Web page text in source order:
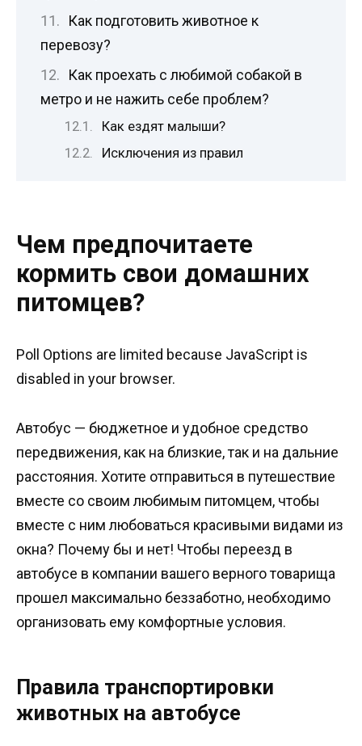
Как подготовить животное к
перевозу?
Как проехать с любимой собакой в
метро и не нажить себе проблем?
Как ездят малыши?
Исключения из правил
Чем предпочитаете
кормить свои домашних
питомцев?
Poll Options are limited because JavaScript is
disabled in your browser.
Автобус — бюджетное и удобное средство
передвижения, как на близкие, так и на дальние
расстояния. Хотите отправиться в путешествие
вместе со своим любимым питомцем, чтобы
вместе с ним любоваться красивыми видами из
окна? Почему бы и нет! Чтобы переезд в
автобусе в компании вашего верного товарища
прошел максимально беззаботно, необходимо
организовать ему комфортные условия.
Правила транспортировки
животных на автобусе